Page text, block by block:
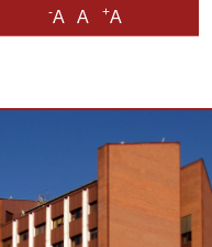
-A A +A
oknie